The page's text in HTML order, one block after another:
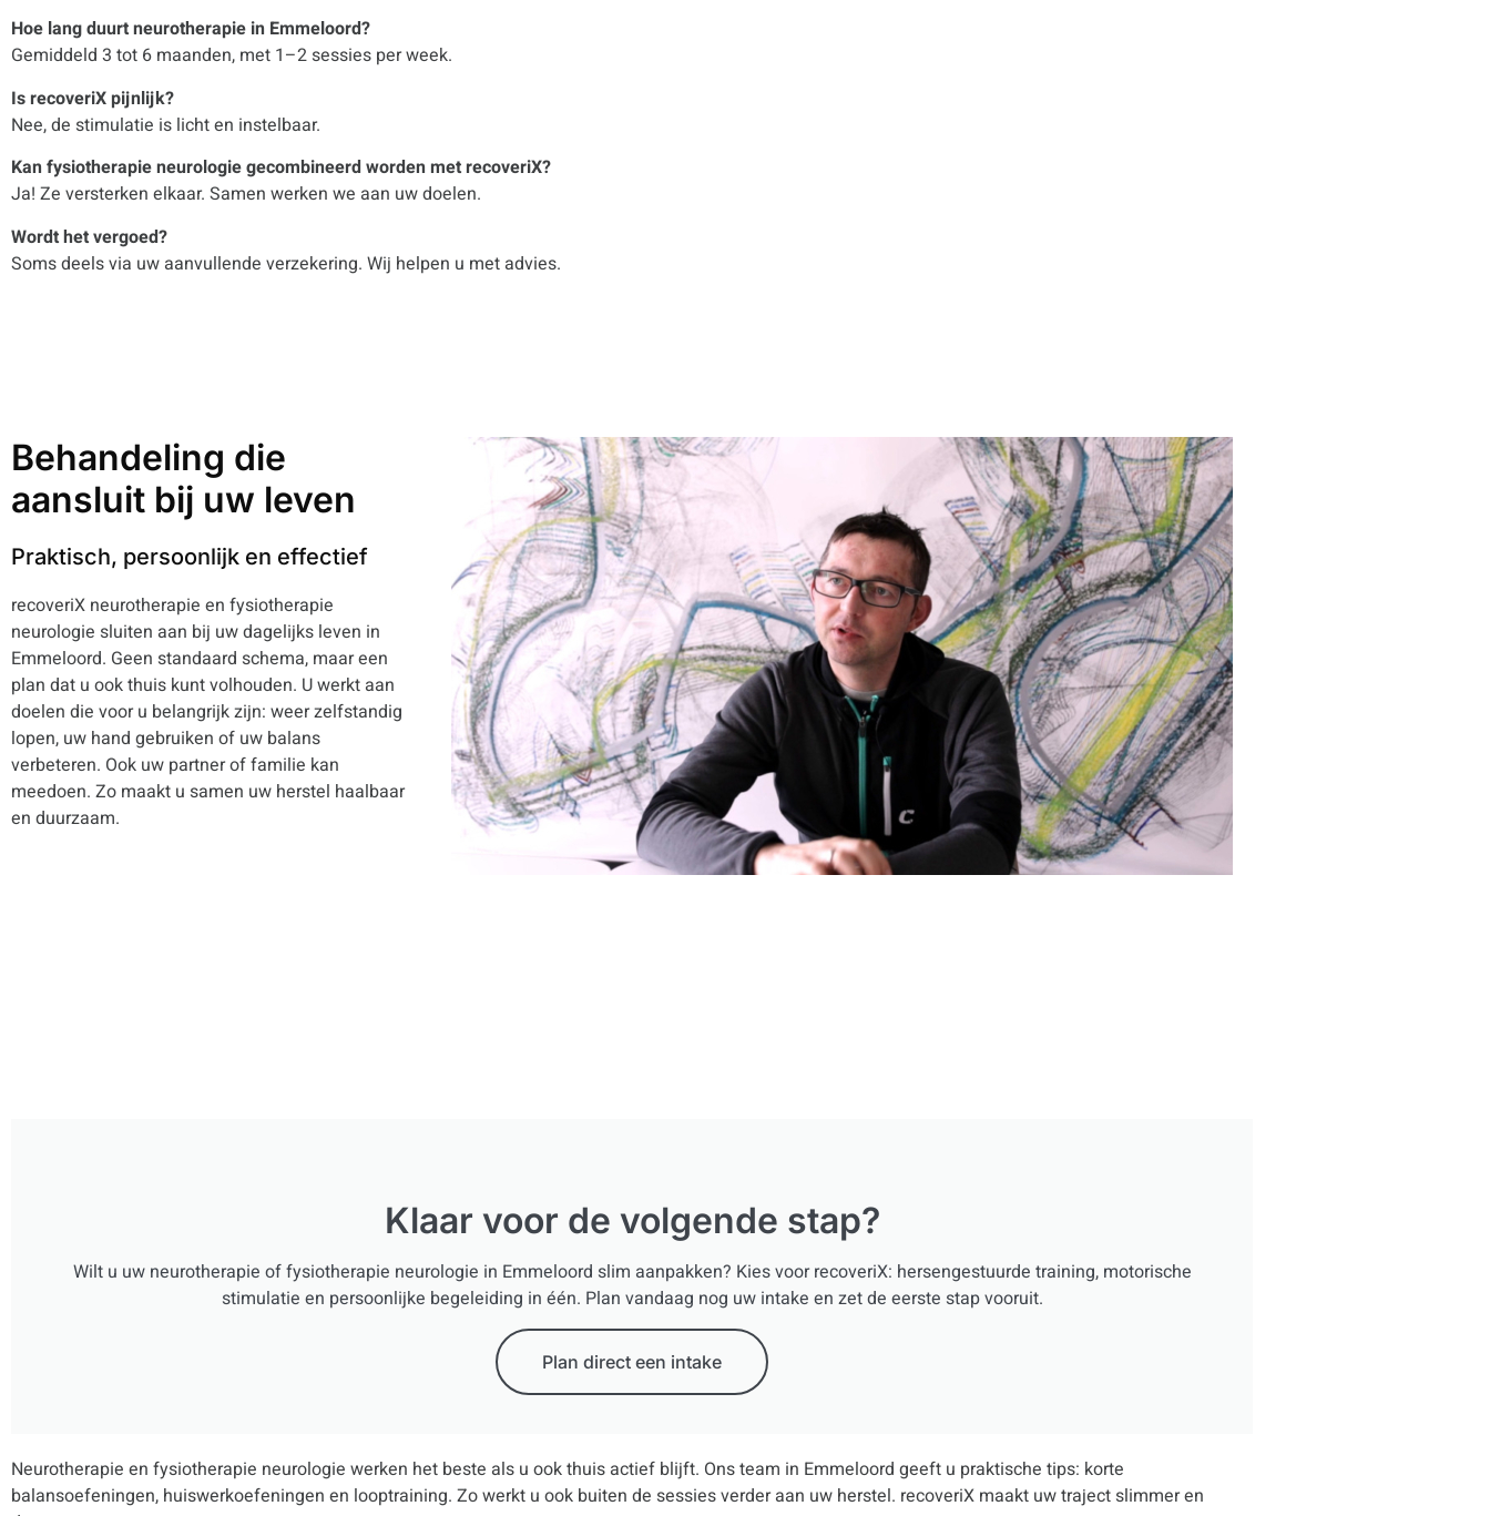
Hoe lang duurt neurotherapie in Emmeloord?
Gemiddeld 3 tot 6 maanden, met 1–2 sessies per week.
Is recoveriX pijnlijk?
Nee, de stimulatie is licht en instelbaar.
Kan fysiotherapie neurologie gecombineerd worden met recoveriX?
Ja! Ze versterken elkaar. Samen werken we aan uw doelen.
Wordt het vergoed?
Soms deels via uw aanvullende verzekering. Wij helpen u met advies.
Behandeling die
aansluit bij uw leven
Praktisch, persoonlijk en effectief
recoveriX neurotherapie en fysiotherapie
neurologie sluiten aan bij uw dagelijks leven in
Emmeloord. Geen standaard schema, maar een
plan dat u ook thuis kunt volhouden. U werkt aan
doelen die voor u belangrijk zijn: weer zelfstandig
lopen, uw hand gebruiken of uw balans
verbeteren. Ook uw partner of familie kan
meedoen. Zo maakt u samen uw herstel haalbaar
en duurzaam.
Klaar voor de volgende stap?
Wilt u uw neurotherapie of fysiotherapie neurologie in Emmeloord slim aanpakken? Kies voor recoveriX: hersengestuurde training, motorische
stimulatie en persoonlijke begeleiding in één. Plan vandaag nog uw intake en zet de eerste stap vooruit.
Plan direct een intake
Neurotherapie en fysiotherapie neurologie werken het beste als u ook thuis actief blijft. Ons team in Emmeloord geeft u praktische tips: korte
balansoefeningen, huiswerkoefeningen en looptraining. Zo werkt u ook buiten de sessies verder aan uw herstel. recoveriX maakt uw traject slimmer en